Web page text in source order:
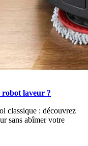
laveur ?
classique : découvrez
sans abîmer votre